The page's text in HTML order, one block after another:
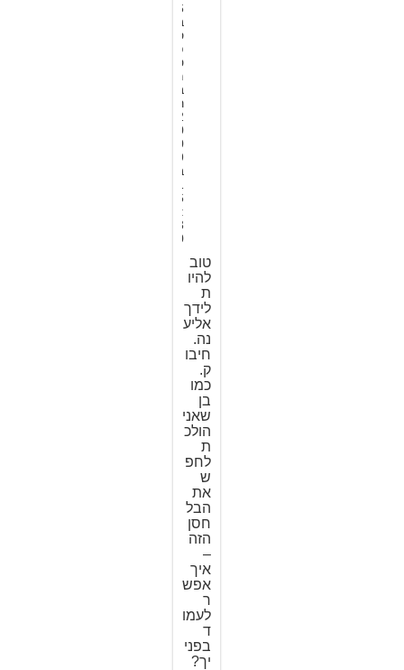
6
ב
ס
פ
ט
מ
ב
ר
2
0
0
9
ב
1
6
:
3
0
טוב
להיו
ת
לידך
אליע
נה.
חיבו
ק.
כמו
בן
שאני
הולכ
ת
לחפ
ש
את
הבל
חסן
הזה
–
איך
אפש
ר
לעמו
ד
בפני
יך?